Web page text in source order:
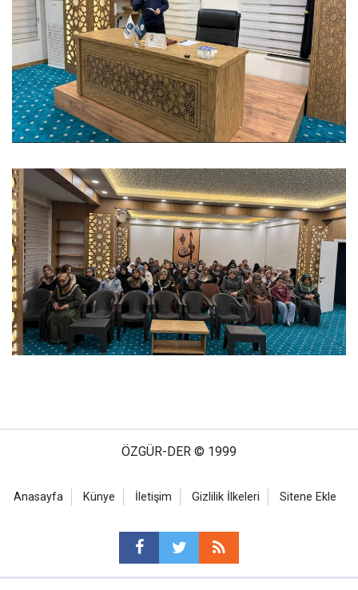
ÖZGÜR-DER © 1999
Anasayfa Künye İletişim Gizlilik İlkeleri Sitene Ekle